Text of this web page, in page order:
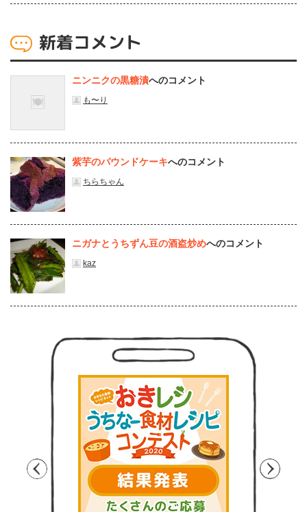
新着コメント
ニンニクの黒糖漬へのコメント
も〜り
紫芋のパウンドケーキへのコメント
ちらちゃん
ニガナとうちずん豆の酒盗炒めへのコメント
kaz